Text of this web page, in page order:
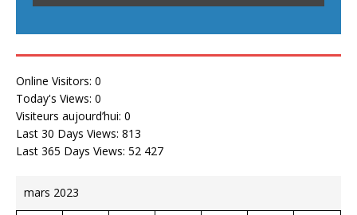
Online Visitors: 0
Today's Views: 0
Visiteurs aujourd’hui: 0
Last 30 Days Views: 813
Last 365 Days Views: 52 427
mars 2023